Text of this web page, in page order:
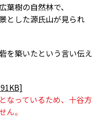
葉樹の自然林で、
とした源氏山が見られ
を築いたという言い伝え
なっているため、十谷方
ん。